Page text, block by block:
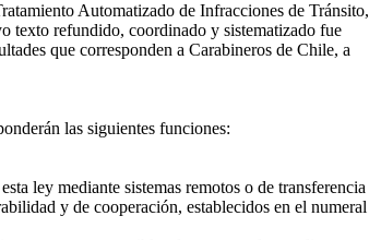
Automatizado de Infracciones de Tránsito,
texto refundido, coordinado y sistematizado fue
que corresponden a Carabineros de Chile, a
las siguientes funciones:
ley mediante sistemas remotos o de transferencia
y de cooperación, establecidos en el numeral